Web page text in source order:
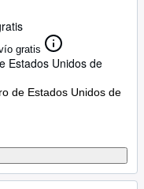
gratis
Estados Unidos de
de Estados Unidos de